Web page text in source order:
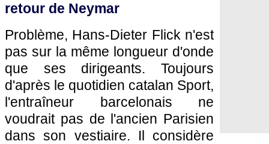
retour de Neymar
Problème, Hans-Dieter Flick n'est
pas sur la même longueur d'onde
que ses dirigeants. Toujours
d'après le quotidien catalan Sport,
l'entraîneur barcelonais ne
voudrait pas de l'ancien Parisien
dans son vestiaire. Il considère